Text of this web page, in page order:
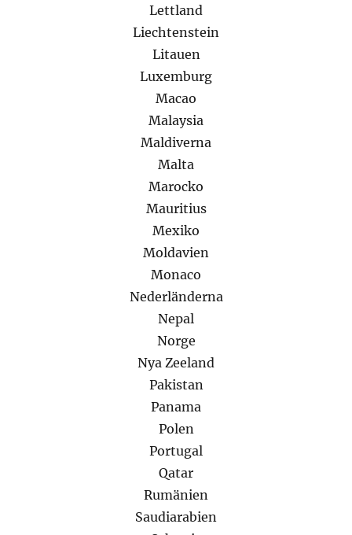
Lettland
Liechtenstein
Litauen
Luxemburg
Macao
Malaysia
Maldiverna
Malta
Marocko
Mauritius
Mexiko
Moldavien
Monaco
Nederländerna
Nepal
Norge
Nya Zeeland
Pakistan
Panama
Polen
Portugal
Qatar
Rumänien
Saudiarabien